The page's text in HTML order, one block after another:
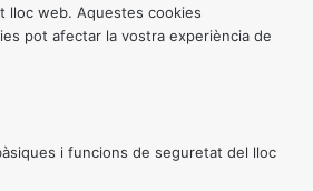
lloc web. Aquestes cookies
pot afectar la vostra experiència de
i funcions de seguretat del lloc